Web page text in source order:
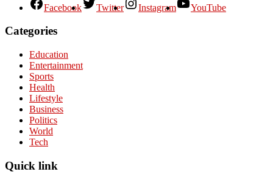
Facebook Twitter Instagram YouTube
Categories
Education
Entertainment
Sports
Health
Lifestyle
Business
Politics
World
Tech
Quick link